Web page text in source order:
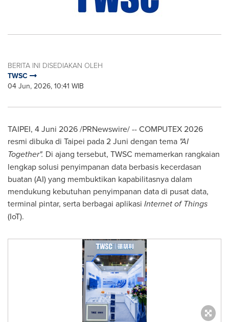
BERITA INI DISEDIAKAN OLEH
TWSC
04 Jun, 2026, 10:41 WIB
TAIPEI, 4 Juni 2026 /PRNewswire/ -- COMPUTEX 2026
resmi dibuka di Taipei pada 2 Juni dengan tema "AI
Together". Di ajang tersebut, TWSC memamerkan rangkaian
lengkap solusi penyimpanan data berbasis kecerdasan
buatan (AI) yang membuktikan kapabilitasnya dalam
mendukung kebutuhan penyimpanan data di pusat data,
terminal pintar, serta berbagai aplikasi Internet of Things
(IoT).